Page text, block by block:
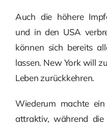
Auch die höhere
und in den USA
können sich bereits
lassen. New York will
Leben zurückkehren.
Wiederum machte
attraktiv, während